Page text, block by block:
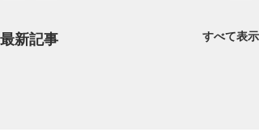
最新記事 すべて表示